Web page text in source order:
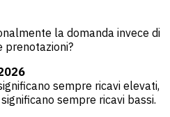
la domanda invece di
prenotazioni?
sempre ricavi elevati,
sempre ricavi bassi.